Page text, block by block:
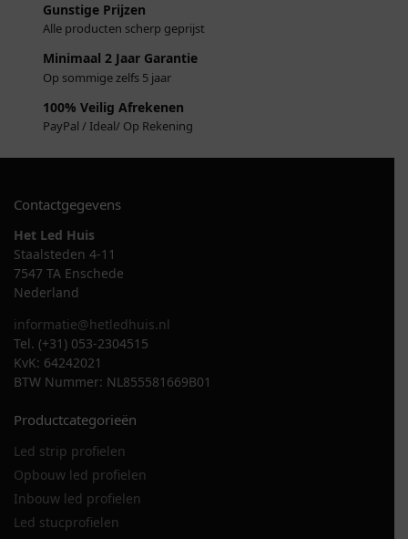
Gunstige Prijzen
Alle producten scherp geprijst
Minimaal 2 Jaar Garantie
Op sommige zelfs 5 jaar
100% Veilig Afrekenen
PayPal / Ideal/ Op Rekening
Contactgegevens
Het Led Huis
Staalsteden 4-11
7547 TA Enschede
Nederland
informatie@hetledhuis.nl
Tel. (+31) 053-2304515
KvK: 64242021
BTW Nummer: NL855581669B01
Productcategorieën
Led strip profielen
Opbouw led profielen
Inbouw led profielen
Led stucprofielen